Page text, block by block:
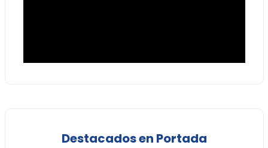
Destacados en Portada